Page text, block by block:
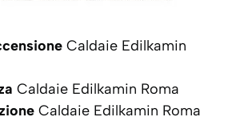
Caldaie Edilkamin
Caldaie Edilkamin Roma
Caldaie Edilkamin Roma